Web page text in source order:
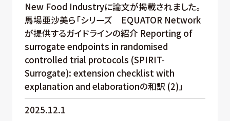
New Food Industryに論文が掲載されました。
馬場亜沙美ら「シリーズ EQUATOR Network
が提供するガイドラインの紹介 Reporting of
surrogate endpoints in randomised
controlled trial protocols (SPIRIT-
Surrogate): extension checklist with
explanation and elaborationの和訳 (2)」
2025.12.1